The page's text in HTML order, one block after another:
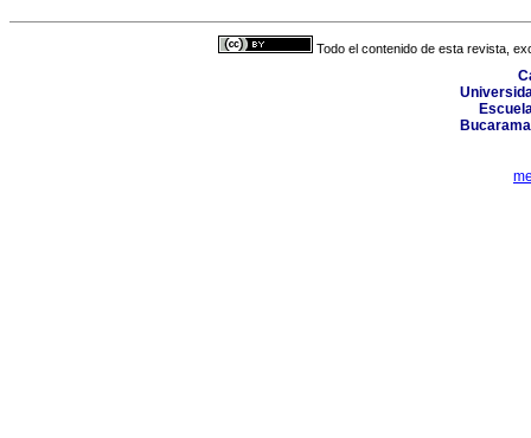
Todo el contenido de esta revista,